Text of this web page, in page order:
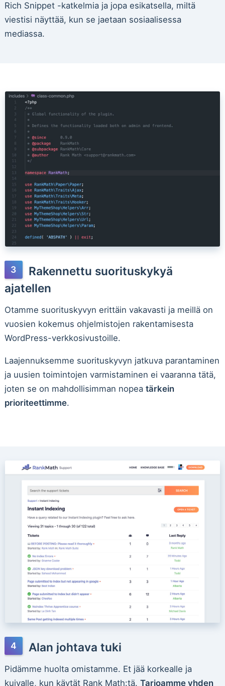
Rich Snippet -katkelmia ja jopa esikatsella, miltä
viestisi näyttää, kun se jaetaan sosiaalisessa
mediassa.
Rakennettu suorituskykyä
ajatellen
Otamme suorituskyvyn erittäin vakavasti ja meillä on
vuosien kokemus ohjelmistojen rakentamisesta
WordPress-verkkosivustoille.
Laajennuksemme suorituskyvyn jatkuva parantaminen
ja uusien toimintojen varmistaminen ei vaaranna tätä,
joten se on mahdollisimman nopea tärkein
prioriteettimme.
Alan johtava tuki
Pidämme huolta omistamme. Et jää korkealle ja
kuivalle, kun käytät Rank Math:tä. Tarjoamme yhden